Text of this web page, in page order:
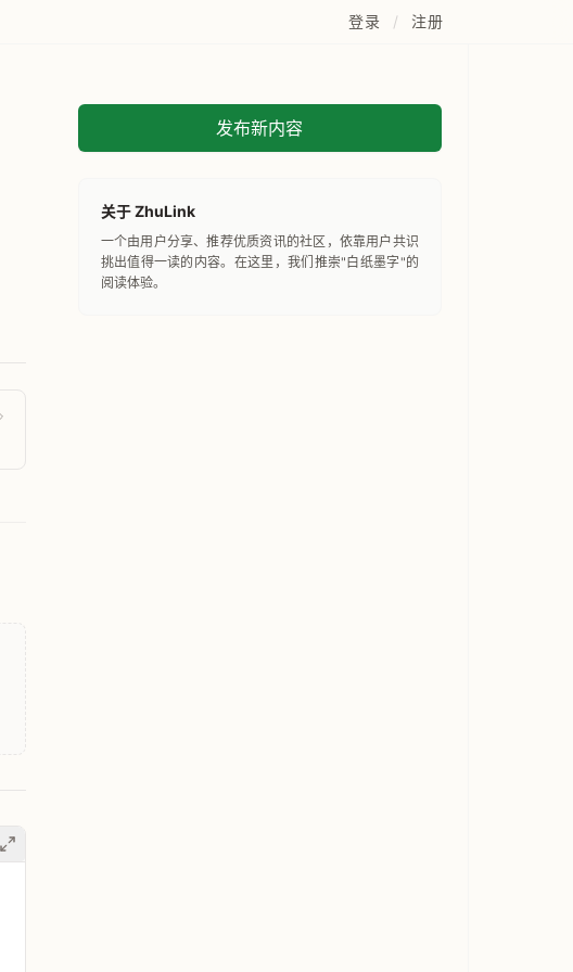
登录 / 注册
发布新内容
关于 ZhuLink
一个由用户分享、推荐优质资讯的社区，依靠用户共识
挑出值得一读的内容。在这里，我们推崇"白纸墨字"的
阅读体验。